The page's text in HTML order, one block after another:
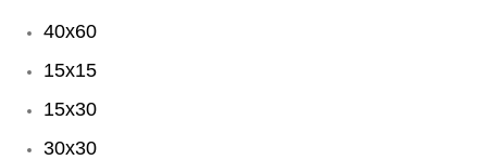
40x60
15x15
15x30
30x30